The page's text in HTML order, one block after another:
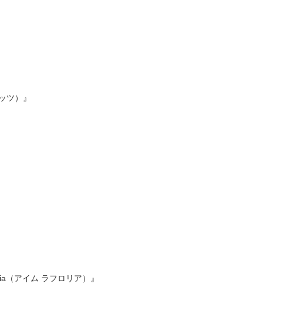
ツ）』
アイム ラフロリア）』